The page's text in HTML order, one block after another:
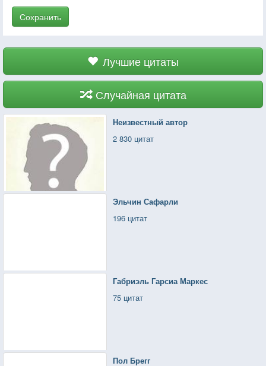
Сохранить
Лучшие цитаты
Случайная цитата
Неизвестный автор
2 830 цитат
Эльчин Сафарли
196 цитат
Габриэль Гарсиа Маркес
75 цитат
Пол Брегг